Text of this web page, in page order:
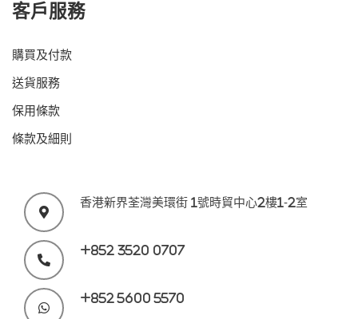
客戶服務
購買及付款
送貨服務
保用條款
條款及細則
香港新界荃灣美環街 1號時貿中心2樓1-2室
+852 3520 0707
+852 5600 5570